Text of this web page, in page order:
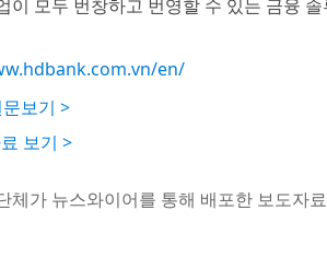
이 모두 번창하고 번영할 수 있는 금융
en/
보기 >
보기 >
체가 뉴스와이어를 통해 배포한 보도자